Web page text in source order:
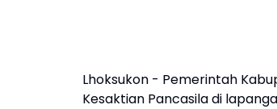
Lhoksukon - Pemerintah
Kesaktian Pancasila di